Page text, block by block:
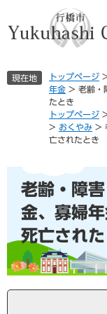
へ
現在地 トップページ
年金 > 老齢・
たとき
トップページ
> おくやみ >
亡されたとき
老齢・障
金、寡婦
死亡され